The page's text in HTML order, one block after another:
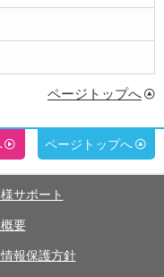
ページトップへ
ページトップへ
サポート
要
報保護方針